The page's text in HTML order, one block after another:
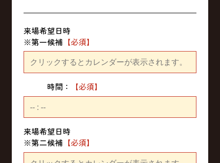
来場希望日時
※第一候補
時間：
来場希望日時
※第二候補